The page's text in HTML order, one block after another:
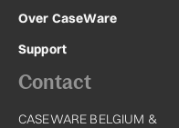
Over CaseWare
Support
Contact
CASEWARE BELGIUM &